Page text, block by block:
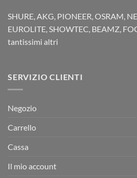
SHURE, AKG, PIONEER, OSRAM,
EUROLITE, SHOWTEC, BEAMZ,
tantissimi altri
SERVIZIO CLIENTI
Negozio
Carrello
Cassa
Il mio account